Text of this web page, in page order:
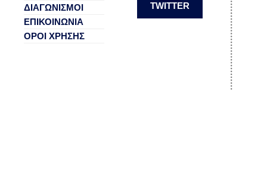
TWITTER
ΔΙΑΓΩΝΙΣΜΟΙ
ΕΠΙΚΟΙΝΩΝΙΑ
ΟΡΟΙ ΧΡΗΣΗΣ